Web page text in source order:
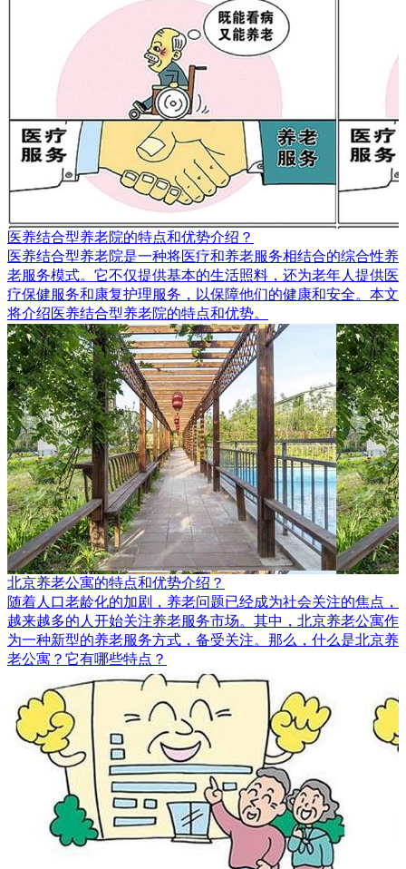
医养结合型养老院的特点和优势介绍？
​医养结合型养老院是一种将医疗和养老服务相结合的综合性养
老服务模式。它不仅提供基本的生活照料，还为老年人提供医
疗保健服务和康复护理服务，以保障他们的健康和安全。本文
将介绍医养结合型养老院的特点和优势。
北京养老公寓的特点和优势介绍？
随着人口老龄化的加剧，养老问题已经成为社会关注的焦点，
越来越多的人开始关注养老服务市场。其中，北京养老公寓作
为一种新型的养老服务方式，备受关注。那么，什么是北京养
老公寓？它有哪些特点？